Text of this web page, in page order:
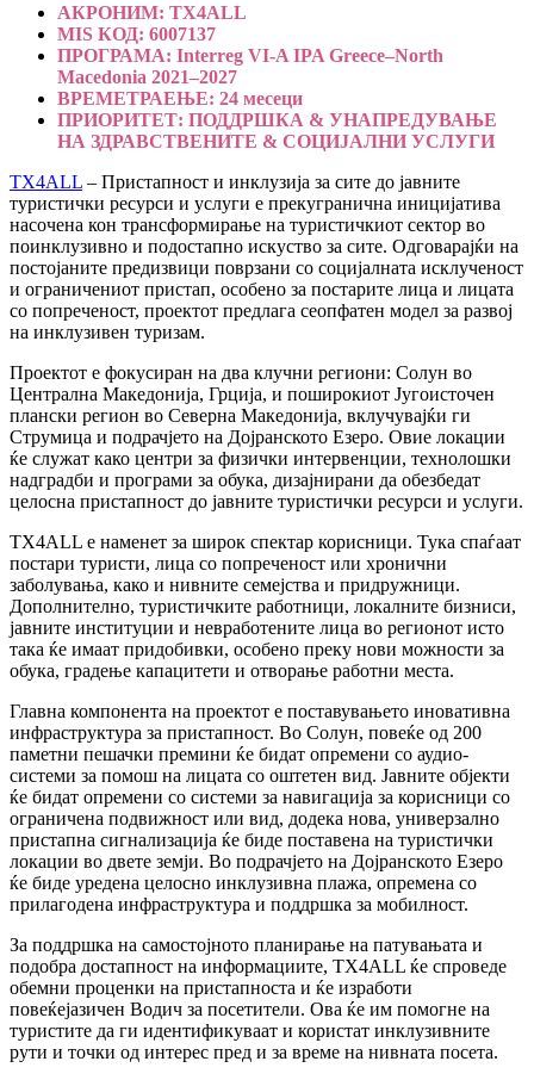
АКРОНИМ: TX4ALL
MIS КОД: 6007137
ПРОГРАМА: Interreg VI-A IPA Greece–North
Macedonia 2021–2027
ВРЕМЕТРАЕЊЕ: 24 месеци
ПРИОРИТЕТ: ПОДДРШКА & УНАПРЕДУВАЊЕ
НА ЗДРАВСТВЕНИТЕ & СОЦИЈАЛНИ УСЛУГИ
TX4ALL – Пристапност и инклузија за сите до јавните
туристички ресурси и услуги е прекугранична иницијатива
насочена кон трансформирање на туристичкиот сектор во
поинклузивно и подостапно искуство за сите. Одговарајќи на
постојаните предизвици поврзани со социјалната исклученост
и ограничениот пристап, особено за постарите лица и лицата
со попреченост, проектот предлага сеопфатен модел за развој
на инклузивен туризам.
Проектот е фокусиран на два клучни региони: Солун во
Централна Македонија, Грција, и поширокиот Југоисточен
плански регион во Северна Македонија, вклучувајќи ги
Струмица и подрачјето на Дојранското Езеро. Овие локации
ќе служат како центри за физички интервенции, технолошки
надградби и програми за обука, дизајнирани да обезбедат
целосна пристапност до јавните туристички ресурси и услуги.
TX4ALL е наменет за широк спектар корисници. Тука спаѓаат
постари туристи, лица со попреченост или хронични
заболувања, како и нивните семејства и придружници.
Дополнително, туристичките работници, локалните бизниси,
јавните институции и невработените лица во регионот исто
така ќе имаат придобивки, особено преку нови можности за
обука, градење капацитети и отворање работни места.
Главна компонента на проектот е поставувањето иновативна
инфраструктура за пристапност. Во Солун, повеќе од 200
паметни пешачки премини ќе бидат опремени со аудио-
системи за помош на лицата со оштетен вид. Јавните објекти
ќе бидат опремени со системи за навигација за корисници со
ограничена подвижност или вид, додека нова, универзално
пристапна сигнализација ќе биде поставена на туристички
локации во двете земји. Во подрачјето на Дојранското Езеро
ќе биде уредена целосно инклузивна плажа, опремена со
прилагодена инфраструктура и поддршка за мобилност.
За поддршка на самостојното планирање на патувањата и
подобра достапност на информациите, TX4ALL ќе спроведе
обемни проценки на пристапноста и ќе изработи
повеќејазичен Водич за посетители. Ова ќе им помогне на
туристите да ги идентификуваат и користат инклузивните
рути и точки од интерес пред и за време на нивната посета.